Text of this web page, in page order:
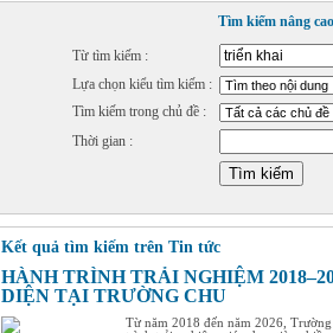
Tìm kiếm nâng
Từ tìm kiếm :
Lựa chọn kiểu tìm kiếm :
Tìm kiếm trong chủ đề :
Thời gian :
Kết quả tìm kiếm trên Tin tức
HÀNH TRÌNH TRẢI NGHIỆM
DIỆN TẠI TRƯỜNG CHU
Từ năm 2018 đến năm 2026,